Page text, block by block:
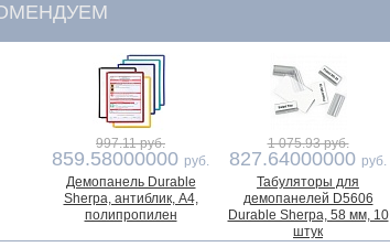
997.11 руб.
859.58000000 руб.
Демопанель Durable
Sherpa, антиблик, А4,
полипропилен
1 075.93 руб.
827.64000000 руб.
Табуляторы для
демопанелей D5606
Durable Sherpa, 58 мм, 10
штук